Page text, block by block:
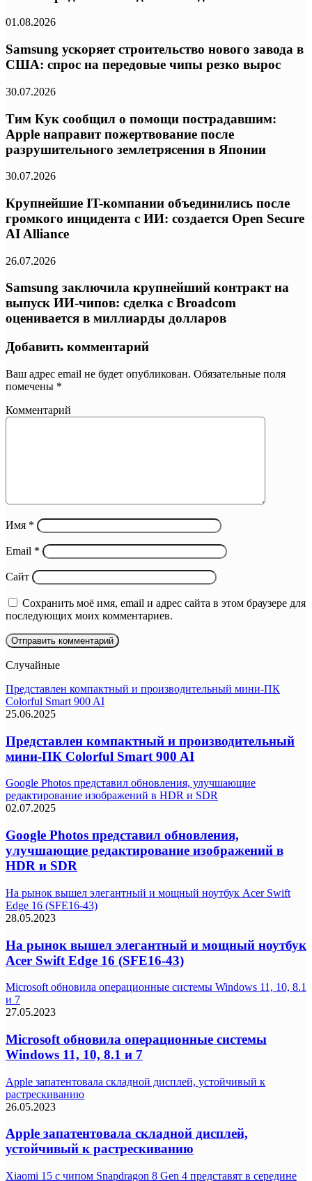
01.08.2026
Samsung ускоряет строительство нового завода в
США: спрос на передовые чипы резко вырос
30.07.2026
Тим Кук сообщил о помощи пострадавшим:
Apple направит пожертвование после
разрушительного землетрясения в Японии
30.07.2026
Крупнейшие IT-компании объединились после
громкого инцидента с ИИ: создается Open Secure
AI Alliance
26.07.2026
Samsung заключила крупнейший контракт на
выпуск ИИ-чипов: сделка с Broadcom
оценивается в миллиарды долларов
Добавить комментарий
Ваш адрес email не будет опубликован. Обязательные поля
помечены *
Комментарий
Имя *
Email *
Сайт
Сохранить моё имя, email и адрес сайта в этом браузере для
последующих моих комментариев.
Случайные
Представлен компактный и производительный мини-ПК
Colorful Smart 900 AI
25.06.2025
Представлен компактный и производительный
мини-ПК Colorful Smart 900 AI
Google Photos представил обновления, улучшающие
редактирование изображений в HDR и SDR
02.07.2025
Google Photos представил обновления,
улучшающие редактирование изображений в
HDR и SDR
На рынок вышел элегантный и мощный ноутбук Acer Swift
Edge 16 (SFE16-43)
28.05.2023
На рынок вышел элегантный и мощный ноутбук
Acer Swift Edge 16 (SFE16-43)
Microsoft обновила операционные системы Windows 11, 10, 8.1
и 7
27.05.2023
Microsoft обновила операционные системы
Windows 11, 10, 8.1 и 7
Apple запатентовала складной дисплей, устойчивый к
растрескиванию
26.05.2023
Apple запатентовала складной дисплей,
устойчивый к растрескиванию
Xiaomi 15 с чипом Snapdragon 8 Gen 4 представят в середине